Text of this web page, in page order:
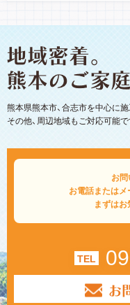
熊本県熊本市、合志市を中心に
その他、周辺地域もご対応可能で
お
お電話またはメ
まずはお
TEL